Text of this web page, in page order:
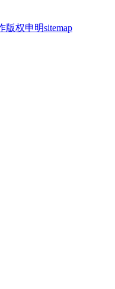
版权申明sitemap